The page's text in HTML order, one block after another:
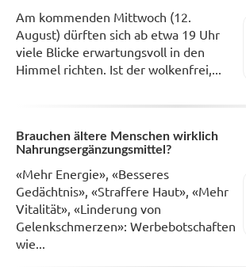
Am kommenden Mittwoch (12.
August) dürften sich ab etwa 19 Uhr
viele Blicke erwartungsvoll in den
Himmel richten. Ist der wolkenfrei,...
Brauchen ältere Menschen wirklich
Nahrungsergänzungsmittel?
«Mehr Energie», «Besseres
Gedächtnis», «Straffere Haut», «Mehr
Vitalität», «Linderung von
Gelenkschmerzen»: Werbebotschaften
wie...